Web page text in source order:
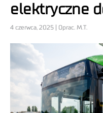
elektryczne
4 czerwca, 2025 | Oprac. M.T.